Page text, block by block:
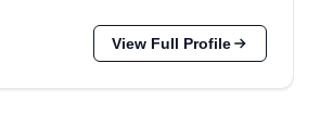
View Full Profile